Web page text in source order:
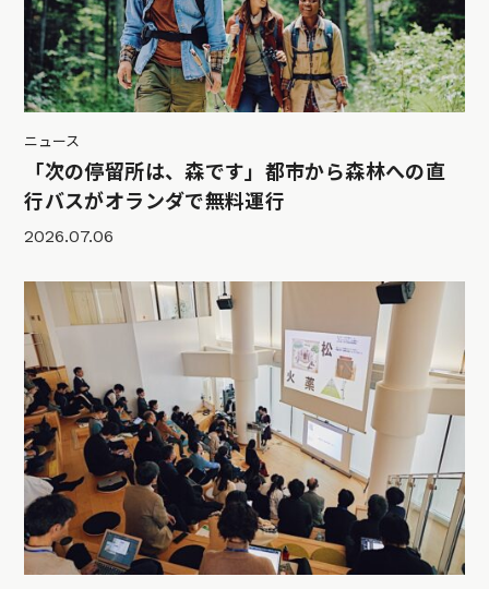
ニュース
「次の停留所は、森です」都市から森林への直
行バスがオランダで無料運行
2026.07.06